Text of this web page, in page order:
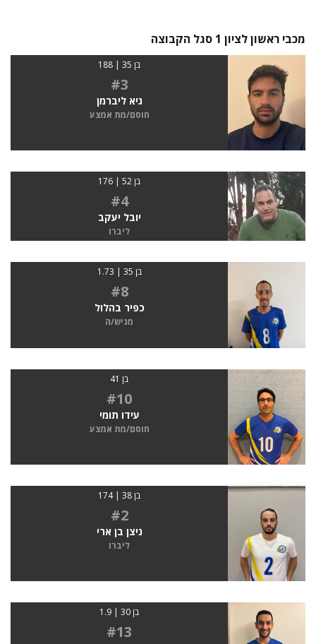
מכבי ראשון לציון 1 סגל הקבוצה
בן 35 | 188
#3
גיא ליברמן
חוסם/מת אמצע
בן 52 | 176
#4
יובל יעקב
ליברו
בן 35 | 1.73
#8
כפיר בהלול
מגיש/ה
בן 41
#10
עידו תומי
חוסם/מת אמצע
בן 38 | 174
#2
ניצן בן ארי
ליברו
בן 30 | 1.9
#13